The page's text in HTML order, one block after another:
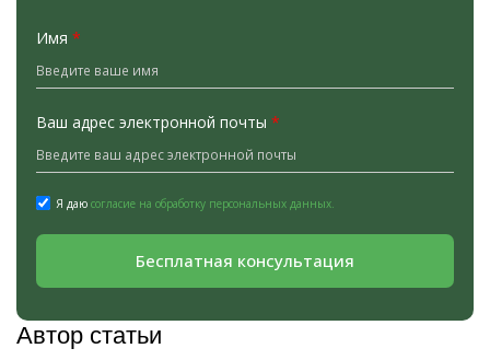
Имя *
Ваш адрес электронной почты *
Я даю согласие на обработку персональных данных.
Бесплатная консультация
Автор статьи